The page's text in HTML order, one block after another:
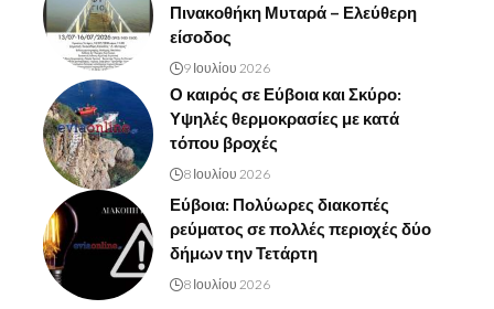
Πινακοθήκη Μυταρά – Ελεύθερη
είσοδος
9 Ιουλίου 2026
Ο καιρός σε Εύβοια και Σκύρο:
Υψηλές θερμοκρασίες με κατά
τόπου βροχές
8 Ιουλίου 2026
Εύβοια: Πολύωρες διακοπές
ρεύματος σε πολλές περιοχές δύο
δήμων την Τετάρτη
8 Ιουλίου 2026